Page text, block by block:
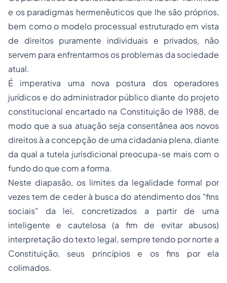
e os paradigmas hermenêuticos que lhe são próprios,
bem como o modelo processual estruturado em vista
de direitos puramente individuais e privados, não
servem para enfrentarmos os problemas da sociedade
atual.
É imperativa uma nova postura dos operadores
jurídicos e do administrador público diante do projeto
constitucional encartado na Constituição de 1988, de
modo que a sua atuação seja consentânea aos novos
direitos à a concepção de uma cidadania plena, diante
da qual a tutela jurisdicional preocupa-se mais com o
fundo do que com a forma.
Neste diapasão, os limites da legalidade formal por
vezes tem de ceder à busca do atendimento dos "fins
sociais" da lei, concretizados a partir de uma
inteligente e cautelosa (a fim de evitar abusos)
interpretação do texto legal, sempre tendo por norte a
Constituição, seus princípios e os fins por ela
colimados.